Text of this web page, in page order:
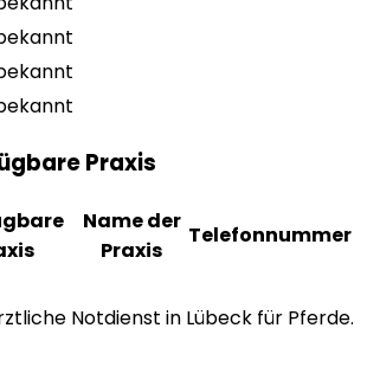
Praxis
Name der
Praxis
Telefonnummer
Notdienst in Lübeck für Pferde.